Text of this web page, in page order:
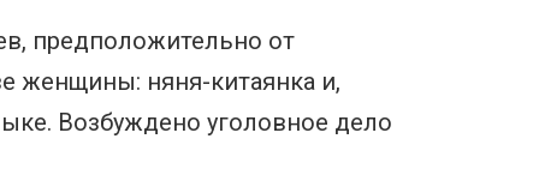
предположительно от
женщины: няня-китаянка и,
Возбуждено уголовное дело